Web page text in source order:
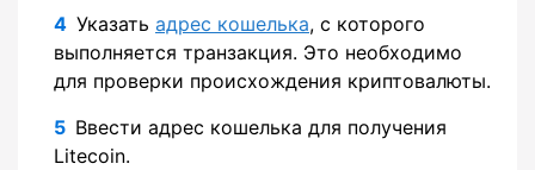
Указать адрес кошелька, с которого
выполняется транзакция. Это необходимо
для проверки происхождения криптовалюты.
Ввести адрес кошелька для получения
Litecoin.